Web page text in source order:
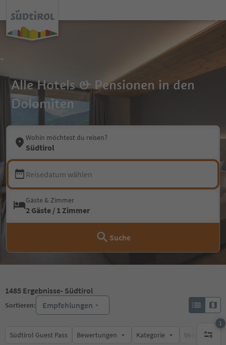
Alle Hotels & Pensionen in den
Dolomiten
Wohin möchtest du reisen?
Südtirol
Reisedatum wählen
Gäste & Zimmer
2 Gäste / 1 Zimmer
Suche
1485 Ergebnisse- Südtirol
Sortieren: Empfehlungen
Südtirol Guest Pass Bewertungen Kategorie
1
1